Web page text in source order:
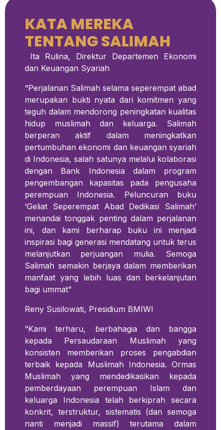
KATA MEREKA
TENTANG SALIMAH
Ita Rulina, Direktur Departemen Ekonomi
dan Keuangan Syariah
“Perjalanan Salimah selama seperempat abad
merupakan bukti nyata dari komitmen yang
teguh dalam mendorong peningkatan kualitas
hidup muslimah dan keluarga. Salimah
berperan aktif dalam meningkatkan
pertumbuhan ekonomi dan keuangan syariah
di Indonesia, salah satunya melalui kolaborasi
dengan Bank Indonesia dalam program
pengembangan kapasitas pada pengusaha
perempuan Indonesia. Peluncuran buku
‘Geliat Seperempat Abad Dedikasi Salimah’
menandai tonggak penting dalam perjalanan
ini, dan kami berharap buku ini menjadi
inspirasi bagi generasi mendatang untuk terus
melanjutkan perjuangan mulia. Semoga
Salimah semakin berjaya dalam memberikan
manfaat yang lebih luas dan berkelanjutan
bagi ummat”
Reny Susilowati, Presidium BMIWI
“Kami terharu, berbahagia dan bangga
kepada Persaudaraan Muslimah yang
konsisten memberikan proses pengabdian
terbaik kepada Muslimah Indonesia. Ormas
Muslimah yang mendedikasikan kepada
pemberdayaan perempuan Islam dan
keluarga Indonesia telah berkiprah secara
konkrit, terstruktur, sistematis (dan semoga
nanti menjadi massif) terutama dalam